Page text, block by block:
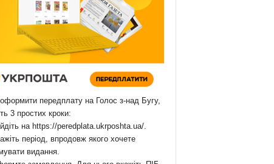
передплату на Голос з-над Бугу,
3 простих кроки:
на https://peredplata.ukrposhta.ua/.
період, впродовж якого хочете
видання.